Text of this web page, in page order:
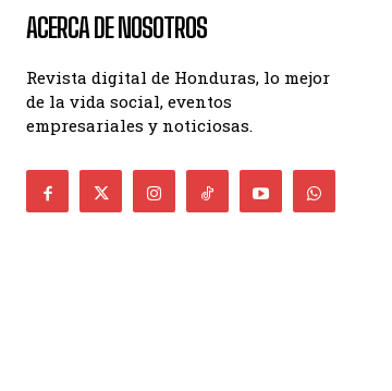
ACERCA DE NOSOTROS
Revista digital de Honduras, lo mejor
de la vida social, eventos
empresariales y noticiosas.